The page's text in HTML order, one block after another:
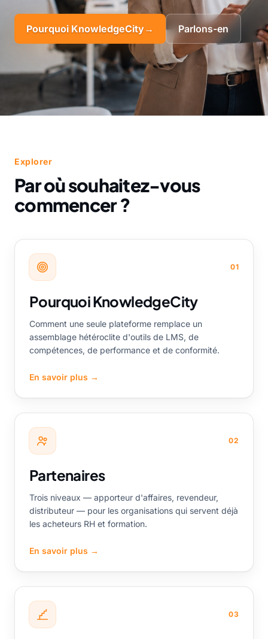
Pourquoi KnowledgeCity→ Parlons-en
Explorer
Par où souhaitez-vous
commencer ?
01
Pourquoi KnowledgeCity
Comment une seule plateforme remplace un
assemblage hétéroclite d'outils de LMS, de
compétences, de performance et de conformité.
En savoir plus →
02
Partenaires
Trois niveaux — apporteur d'affaires, revendeur,
distributeur — pour les organisations qui servent déjà
les acheteurs RH et formation.
En savoir plus →
03